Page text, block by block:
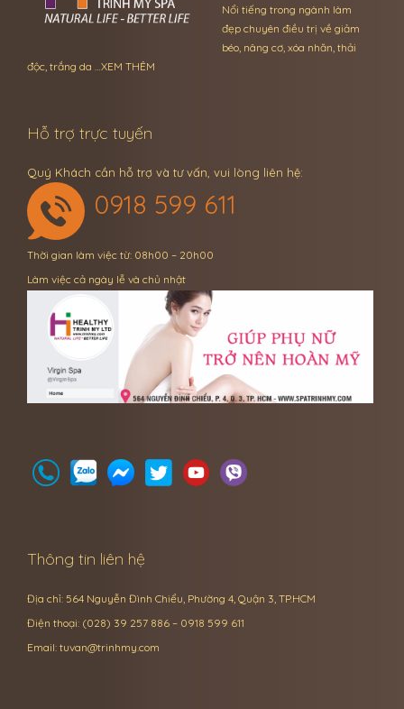
Nổi tiếng trong ngành làm
đẹp chuyên điều trị về giảm
béo, nâng cơ, xóa nhăn, thải
độc, trắng da … XEM THÊM
Hỗ trợ trực tuyến
Quý Khách cần hỗ trợ và tư vấn, vui lòng liên hệ:
0918 599 611
Thời gian làm việc từ: 08h00 – 20h00
Làm việc cả ngày lễ và chủ nhật
Thông tin liên hệ
Địa chỉ: 564 Nguyễn Đình Chiểu, Phường 4, Quận 3, TP.HCM
Điện thoại: (028) 39 257 886 – 0918 599 611
Email: tuvan@trinhmy.com